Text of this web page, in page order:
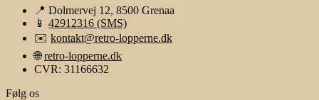
📍 Dolmervej 12, 8500 Grenaa
📱 42912316 (SMS)
✉️ kontakt@retro-lopperne.dk
🌐retro-lopperne.dk
CVR: 31166632
Følg os